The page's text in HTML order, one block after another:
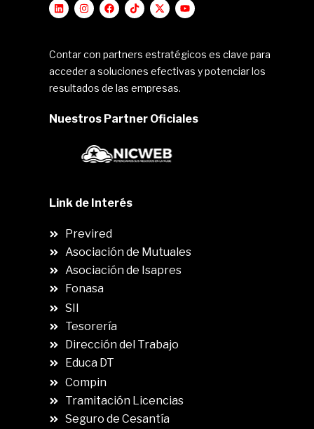
Contar con partners estratégicos es clave para
acceder a soluciones efectivas y potenciar los
resultados de las empresas.
Nuestros Partner Oficiales
Link de Interés
Previred
Asociación de Mutuales
Asociación de Isapres
Fonasa
SII
Tesorería
Dirección del Trabajo
Educa DT
Compin
Tramitación Licencias
Seguro de Cesantía